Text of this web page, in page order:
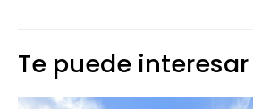
Te puede interesar